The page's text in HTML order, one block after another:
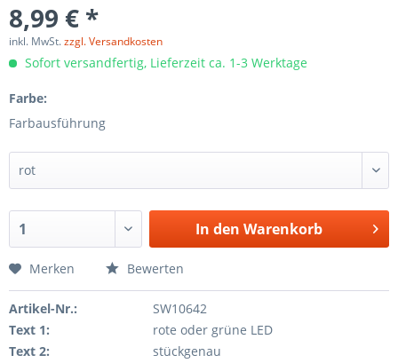
8,99 € *
inkl. MwSt.zzgl. Versandkosten
Sofort versandfertig, Lieferzeit ca. 1-3 Werktage
Farbe:
Farbausführung
In den Warenkorb
Merken Bewerten
Artikel-Nr.:
SW10642
Text 1:
rote oder grüne LED
Text 2:
stückgenau